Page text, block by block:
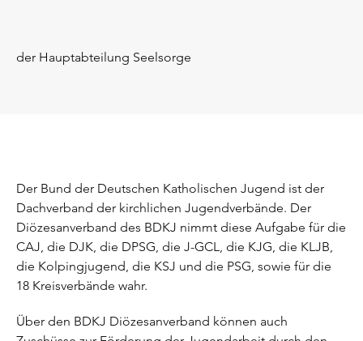
der Hauptabteilung Seelsorge
Der Bund der Deutschen Katholischen Jugend ist der
Dachverband der kirchlichen Jugendverbände. Der
Diözesanverband des BDKJ nimmt diese Aufgabe für die
CAJ, die DJK, die DPSG, die J-GCL, die KJG, die KLJB,
die Kolpingjugend, die KSJ und die PSG, sowie für die
18 Kreisverbände wahr.
Über den BDKJ Diözesanverband können auch